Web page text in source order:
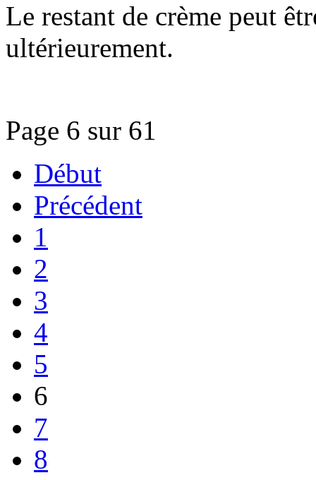
Le restant de crème peut
ultérieurement.
Page 6 sur 61
Début
Précédent
1
2
3
4
5
6
7
8